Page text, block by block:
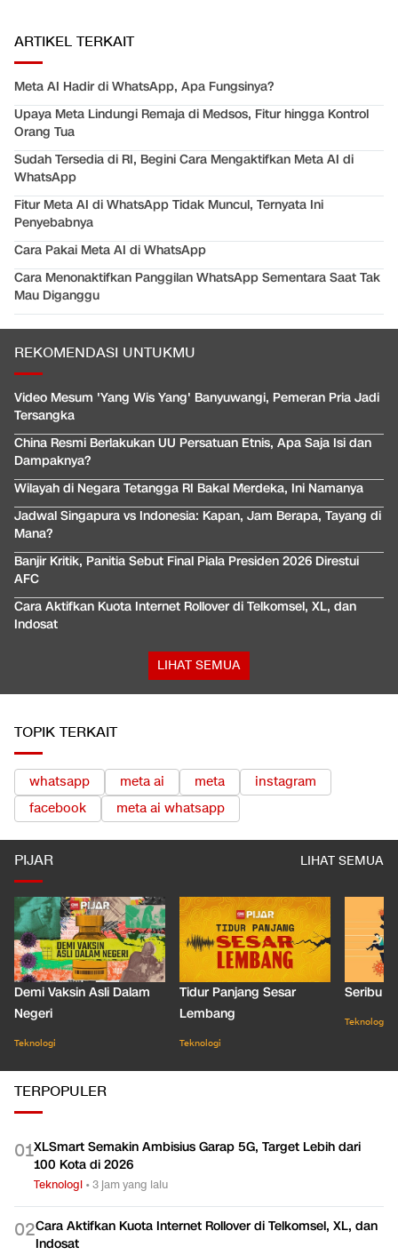
ARTIKEL TERKAIT
Meta AI Hadir di WhatsApp, Apa Fungsinya?
Upaya Meta Lindungi Remaja di Medsos, Fitur hingga Kontrol
Orang Tua
Sudah Tersedia di RI, Begini Cara Mengaktifkan Meta AI di
WhatsApp
Fitur Meta AI di WhatsApp Tidak Muncul, Ternyata Ini
Penyebabnya
Cara Pakai Meta AI di WhatsApp
Cara Menonaktifkan Panggilan WhatsApp Sementara Saat Tak
Mau Diganggu
REKOMENDASI UNTUKMU
Video Mesum 'Yang Wis Yang' Banyuwangi, Pemeran Pria Jadi
Tersangka
China Resmi Berlakukan UU Persatuan Etnis, Apa Saja Isi dan
Dampaknya?
Wilayah di Negara Tetangga RI Bakal Merdeka, Ini Namanya
Jadwal Singapura vs Indonesia: Kapan, Jam Berapa, Tayang di
Mana?
Banjir Kritik, Panitia Sebut Final Piala Presiden 2026 Direstui
AFC
Cara Aktifkan Kuota Internet Rollover di Telkomsel, XL, dan
Indosat
LIHAT SEMUA
TOPIK TERKAIT
whatsapp meta ai meta
instagram
facebook
meta ai whatsapp
PIJAR LIHAT SEMUA
Demi Vaksin Asli Dalam
Negeri
Teknologi
Tidur Panjang Sesar
Lembang
Teknologi
Seribu
Teknologi
TERPOPULER
01XLSmart Semakin Ambisius Garap 5G, Target Lebih dari
100 Kota di 2026
Teknologi •3 jam yang lalu
02Cara Aktifkan Kuota Internet Rollover di Telkomsel, XL, dan
Indosat